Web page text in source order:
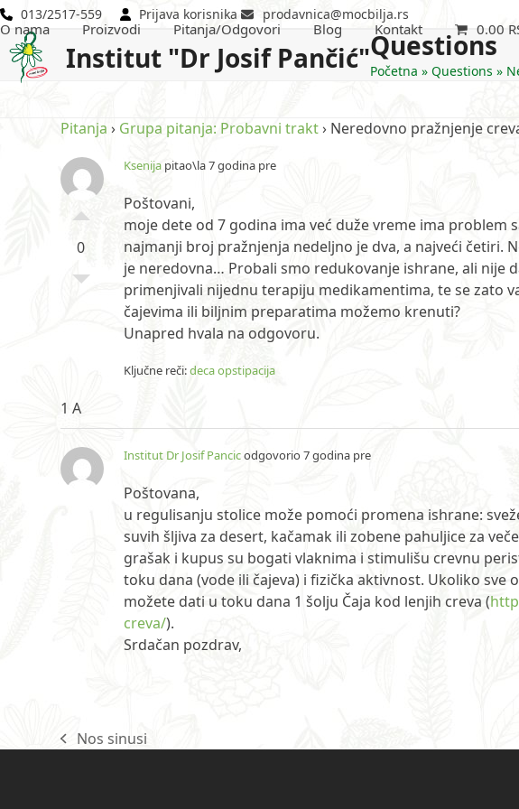
Skip
to
content
013/2517-559 Prijava korisnika prodavnica@mocbilja.rs
Institut "Dr Josif Pančić"
O nama Proizvodi Pitanja/Odgovori Blog Kontakt 0.00
Questions
Početna » Questions »
Pitanja › Grupa pitanja: Probavni trakt› Neredovno pražnjenje
0
Ksenija pitao\la 7 godina pre
Poštovani,
moje dete od 7 godina ima već duže vreme ima problem
najmanji broj pražnjenja nedeljno je dva, a najveći četiri.
je neredovna… Probali smo redukovanje ishrane, ali nije
primenjivali nijednu terapiju medikamentima, te se zato
čajevima ili biljnim preparatima možemo krenuti?
Unapred hvala na odgovoru.
Ključne reči:deca opstipacija
1 A
Institut Dr Josif Pancicodgovorio 7 godina pre
Poštovana,
u regulisanju stolice može pomoći promena ishrane:
suvih šljiva za desert, kačamak ili zobene pahuljice za
grašak i kupus su bogati vlaknima i stimulišu crevnu
toku dana (vode ili čajeva) i fizička aktivnost. Ukoliko sve
možete dati u toku dana 1 šolju Čaja kod lenjih creva (
creva/).
Srdačan pozdrav,
previous
Nos sinusi